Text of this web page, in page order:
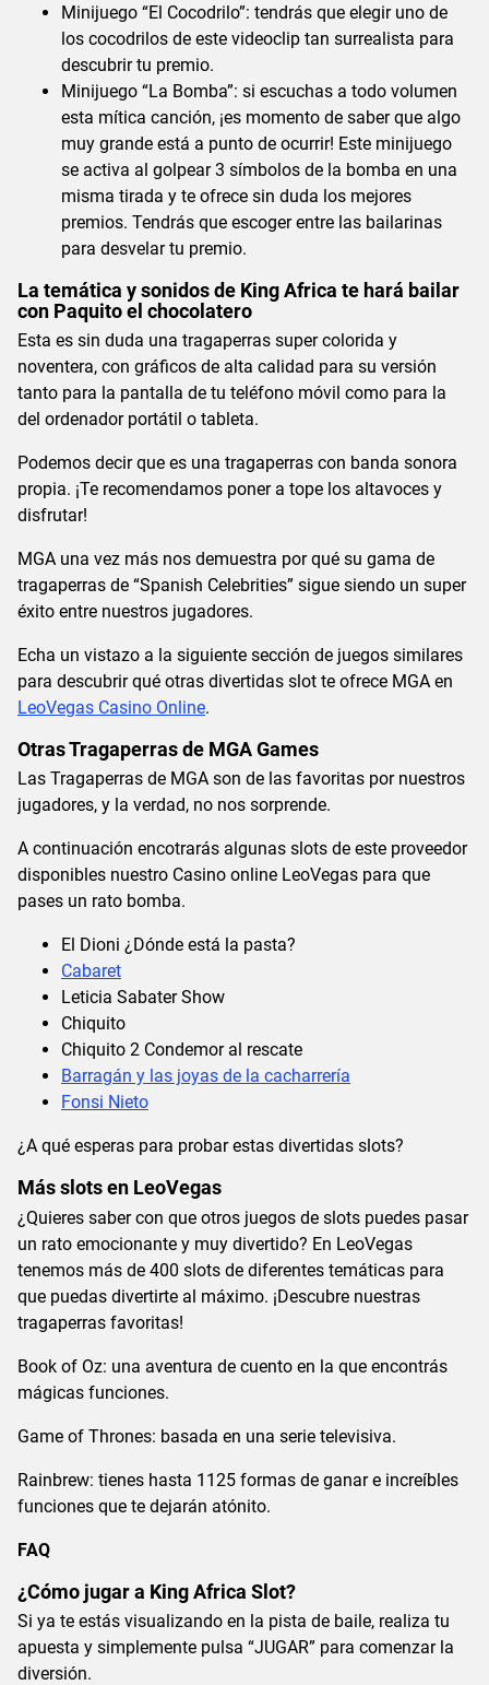
Minijuego “El Cocodrilo”: tendrás que elegir uno de
los cocodrilos de este videoclip tan surrealista para
descubrir tu premio.
Minijuego “La Bomba”: si escuchas a todo volumen
esta mítica canción, ¡es momento de saber que algo
muy grande está a punto de ocurrir! Este minijuego
se activa al golpear 3 símbolos de la bomba en una
misma tirada y te ofrece sin duda los mejores
premios. Tendrás que escoger entre las bailarinas
para desvelar tu premio.
La temática y sonidos de King Africa te hará bailar
con Paquito el chocolatero
Esta es sin duda una tragaperras super colorida y
noventera, con gráficos de alta calidad para su versión
tanto para la pantalla de tu teléfono móvil como para la
del ordenador portátil o tableta.
Podemos decir que es una tragaperras con banda sonora
propia. ¡Te recomendamos poner a tope los altavoces y
disfrutar!
MGA una vez más nos demuestra por qué su gama de
tragaperras de “Spanish Celebrities” sigue siendo un super
éxito entre nuestros jugadores.
Echa un vistazo a la siguiente sección de juegos similares
para descubrir qué otras divertidas slot te ofrece MGA en
LeoVegas Casino Online.
Otras Tragaperras de MGA Games
Las Tragaperras de MGA son de las favoritas por nuestros
jugadores, y la verdad, no nos sorprende.
A continuación encotrarás algunas slots de este proveedor
disponibles nuestro Casino online LeoVegas para que
pases un rato bomba.
El Dioni ¿Dónde está la pasta?
Cabaret
Leticia Sabater Show
Chiquito
Chiquito 2 Condemor al rescate
Barragán y las joyas de la cacharrería
Fonsi Nieto
¿A qué esperas para probar estas divertidas slots?
Más slots en LeoVegas
¿Quieres saber con que otros juegos de slots puedes pasar
un rato emocionante y muy divertido? En LeoVegas
tenemos más de 400 slots de diferentes temáticas para
que puedas divertirte al máximo. ¡Descubre nuestras
tragaperras favoritas!
Book of Oz: una aventura de cuento en la que encontrás
mágicas funciones.
Game of Thrones: basada en una serie televisiva.
Rainbrew: tienes hasta 1125 formas de ganar e increíbles
funciones que te dejarán atónito.
FAQ
¿Cómo jugar a King Africa Slot?
Si ya te estás visualizando en la pista de baile, realiza tu
apuesta y simplemente pulsa “JUGAR” para comenzar la
diversión.